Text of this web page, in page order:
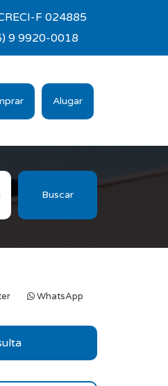
F 024885
9 9920-0018
Alugar
Buscar
WhatsApp